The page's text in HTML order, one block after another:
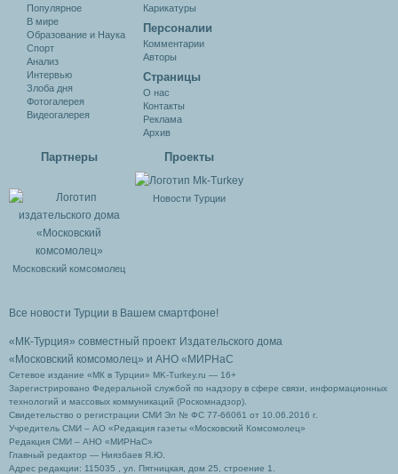
Популярное
В мире
Образование и Наука
Спорт
Анализ
Интервью
Злоба дня
Фотогалерея
Видеогалерея
Карикатуры
Персоналии
Комментарии
Авторы
Cтраницы
О нас
Контакты
Реклама
Архив
Партнеры
Московский комсомолец
Проекты
Новости Турции
Все новости Турции в Вашем смартфоне!
«МК-Турция» совместный проект Издательского дома
«Московский комсомолец» и АНО «МИРНаС
Сетевое издание «МК в Турции» MK-Turkey.ru — 16+
Зарегистрировано Федеральной службой по надзору в сфере связи, информационных
технологий и массовых коммуникаций (Роскомнадзор).
Свидетельство о регистрации СМИ Эл № ФС 77-66061 от 10.06.2016 г.
Учредитель СМИ – АО «Редакция газеты «Московский Комсомолец»
Редакция СМИ – АНО «МИРНаС»
Главный редактор — Ниязбаев Я.Ю.
Адрес редакции: 115035 , ул. Пятницкая, дом 25, строение 1.